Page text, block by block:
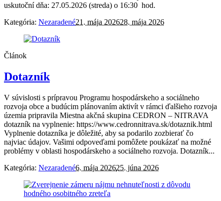
uskutoční dňa: 27.05.2026 (streda) o 16:30 hod.
Kategória: Nezaradené21. mája 202628. mája 2026
Článok
Dotazník
V súvislosti s prípravou Programu hospodárskeho a sociálneho
rozvoja obce a budúcim plánovaním aktivít v rámci ďalšieho rozvoja
územia pripravila Miestna akčná skupina CEDRON – NITRAVA
dotazník na vyplnenie: https://www.cedronnitrava.sk/dotaznik.html
Vyplnenie dotazníka je dôležité, aby sa podarilo zozbierať čo
najviac údajov. Vašimi odpoveďami pomôžete poukázať na možné
problémy v oblasti hospodárskeho a sociálneho rozvoja. Dotazník...
Kategória: Nezaradené6. mája 202625. júna 2026